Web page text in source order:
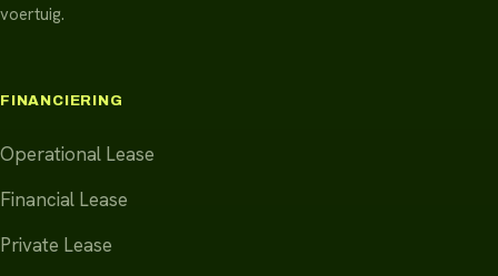
voertuig.
FINANCIERING
Operational Lease
Financial Lease
Private Lease